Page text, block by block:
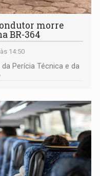
morre
BR-364
14:50
Perícia Técnica e da